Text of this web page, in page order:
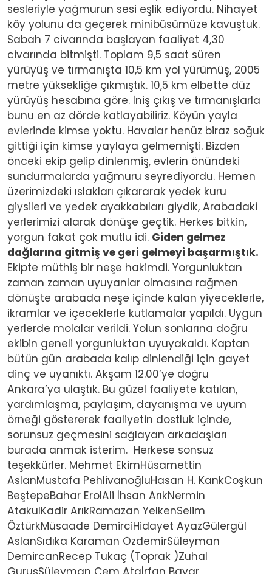
sesleriyle yağmurun sesi eşlik ediyordu. Nihayet
köy yolunu da geçerek minibüsümüze kavuştuk.
Sabah 7 civarında başlayan faaliyet 4,30
civarında bitmişti. Toplam 9,5 saat süren
yürüyüş ve tırmanışta 10,5 km yol yürümüş, 2005
metre yüksekliğe çıkmıştık. 10,5 km elbette düz
yürüyüş hesabına göre. İniş çıkış ve tırmanışlarla
bunu en az dörde katlayabiliriz. Köyün yayla
evlerinde kimse yoktu. Havalar henüz biraz soğuk
gittiği için kimse yaylaya gelmemişti. Bizden
önceki ekip gelip dinlenmiş, evlerin önündeki
sundurmalarda yağmuru seyrediyordu. Hemen
üzerimizdeki ıslakları çıkararak yedek kuru
giysileri ve yedek ayakkabıları giydik, Arabadaki
yerlerimizi alarak dönüşe geçtik. Herkes bitkin,
yorgun fakat çok mutlu idi. Giden gelmez
dağlarına gitmiş ve geri gelmeyi başarmıştık.
Ekipte müthiş bir neşe hakimdi. Yorgunluktan
zaman zaman uyuyanlar olmasına rağmen
dönüşte arabada neşe içinde kalan yiyeceklerle,
ikramlar ve içeceklerle kutlamalar yapıldı. Uygun
yerlerde molalar verildi. Yolun sonlarına doğru
ekibin geneli yorgunluktan uyuyakaldı. Kaptan
bütün gün arabada kalıp dinlendiği için gayet
dinç ve uyanıktı. Akşam 12.00’ye doğru
Ankara’ya ulaştık. Bu güzel faaliyete katılan,
yardımlaşma, paylaşım, dayanışma ve uyum
örneği göstererek faaliyetin dostluk içinde,
sorunsuz geçmesini sağlayan arkadaşları
burada anmak isterim. Herkese sonsuz
teşekkürler. Mehmet EkimHüsamettin
AslanMustafa PehlivanoğluHasan H. KankCoşkun
BeştepeBahar ErolAli İhsan ArıkNermin
AtakulKadir ArıkRamazan YelkenSelim
ÖztürkMüsaade DemirciHidayet AyazGülergül
AslanSıdıka Karaman ÖzdemirSüleyman
DemircanRecep Tukaç (Toprak )Zuhal